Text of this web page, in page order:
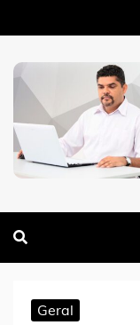
to
content
Geral